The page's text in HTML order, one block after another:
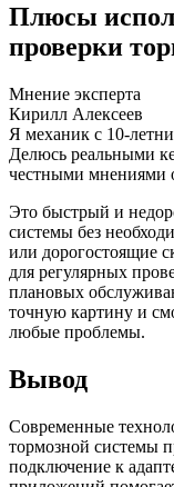
Плюсы
проверки
Мнение эксперта
Кирилл Алексеев
Я механик с 10-
Делюсь реальными
честными мнениями
Это быстрый и
системы без
или дорогостоящие
для регулярных
плановых
точную картину и
любые проблемы.
Вывод
Современные
тормозной системы
подключение к